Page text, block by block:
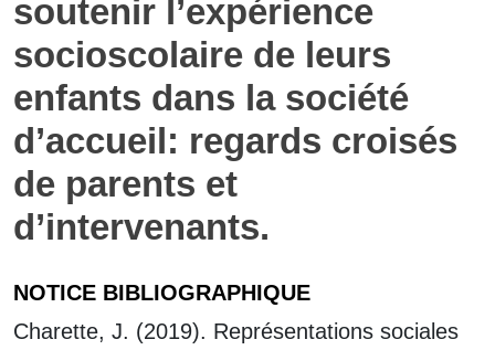
soutenir l’expérience
socioscolaire de leurs
enfants dans la société
d’accueil: regards croisés
de parents et
d’intervenants.
NOTICE BIBLIOGRAPHIQUE
Charette, J. (2019). Représentations sociales